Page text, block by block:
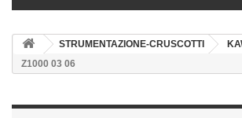
STRUMENTAZIONE-CRUSCOTTI
Z1000 03 06